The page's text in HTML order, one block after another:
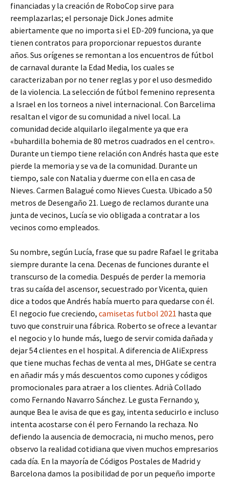
financiadas y la creación de RoboCop sirve para
reemplazarlas; el personaje Dick Jones admite
abiertamente que no importa si el ED-209 funciona, ya que
tienen contratos para proporcionar repuestos durante
años. Sus orígenes se remontan a los encuentros de fútbol
de carnaval durante la Edad Media, los cuales se
caracterizaban por no tener reglas y por el uso desmedido
de la violencia. La selección de fútbol femenino representa
a Israel en los torneos a nivel internacional. Con Barcelima
resaltan el vigor de su comunidad a nivel local. La
comunidad decide alquilarlo ilegalmente ya que era
«buhardilla bohemia de 80 metros cuadrados en el centro».
Durante un tiempo tiene relación con Andrés hasta que este
pierde la memoria y se va de la comunidad. Durante un
tiempo, sale con Natalia y duerme con ella en casa de
Nieves. Carmen Balagué como Nieves Cuesta. Ubicado a 50
metros de Desengaño 21. Luego de reclamos durante una
junta de vecinos, Lucía se vio obligada a contratar a los
vecinos como empleados.
Su nombre, según Lucía, frase que su padre Rafael le gritaba
siempre durante la cena. Decenas de funciones durante el
transcurso de la comedia. Después de perder la memoria
tras su caída del ascensor, secuestrado por Vicenta, quien
dice a todos que Andrés había muerto para quedarse con él.
El negocio fue creciendo, camisetas futbol 2021 hasta que
tuvo que construir una fábrica. Roberto se ofrece a levantar
el negocio y lo hunde más, luego de servir comida dañada y
dejar 54 clientes en el hospital. A diferencia de AliExpress
que tiene muchas fechas de venta al mes, DHGate se centra
en añadir más y más descuentos como cupones y códigos
promocionales para atraer a los clientes. Adrià Collado
como Fernando Navarro Sánchez. Le gusta Fernando y,
aunque Bea le avisa de que es gay, intenta seducirlo e incluso
intenta acostarse con él pero Fernando la rechaza. No
defiendo la ausencia de democracia, ni mucho menos, pero
observo la realidad cotidiana que viven muchos empresarios
cada día. En la mayoría de Códigos Postales de Madrid y
Barcelona damos la posibilidad de por un pequeño importe